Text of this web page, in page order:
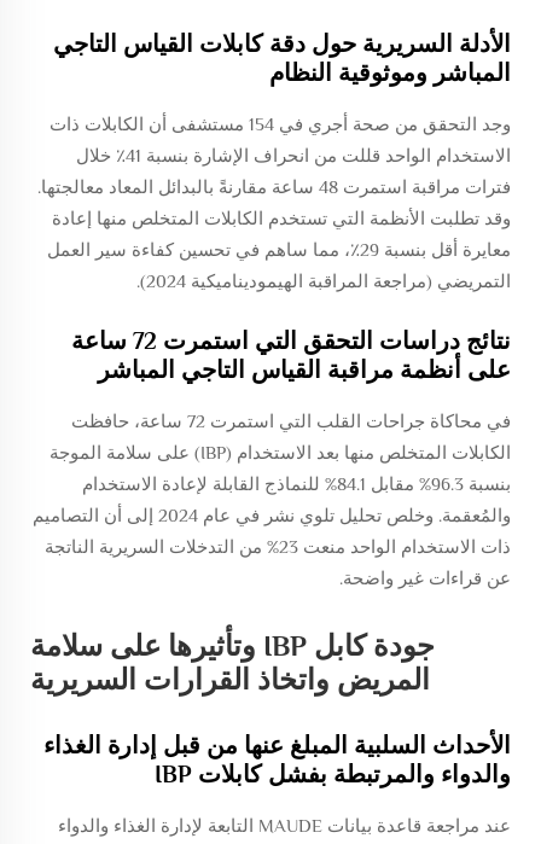
الأدلة السريرية حول دقة كابلات القياس التاجي
المباشر وموثوقية النظام
وجد التحقق من صحة أجري في 154 مستشفى أن الكابلات ذات
الاستخدام الواحد قللت من انحراف الإشارة بنسبة 41٪ خلال
فترات مراقبة استمرت 48 ساعة مقارنةً بالبدائل المعاد معالجتها.
وقد تطلبت الأنظمة التي تستخدم الكابلات المتخلص منها إعادة
معايرة أقل بنسبة 29٪، مما ساهم في تحسين كفاءة سير العمل
التمريضي (مراجعة المراقبة الهيموديناميكية 2024).
نتائج دراسات التحقق التي استمرت 72 ساعة
على أنظمة مراقبة القياس التاجي المباشر
في محاكاة جراحات القلب التي استمرت 72 ساعة، حافظت
الكابلات المتخلص منها بعد الاستخدام (IBP) على سلامة الموجة
بنسبة 96.3% مقابل 84.1% للنماذج القابلة لإعادة الاستخدام
والمُعقمة. وخلص تحليل تلوي نشر في عام 2024 إلى أن التصاميم
ذات الاستخدام الواحد منعت 23% من التدخلات السريرية الناتجة
عن قراءات غير واضحة.
جودة كابل IBP وتأثيرها على سلامة
المريض واتخاذ القرارات السريرية
الأحداث السلبية المبلغ عنها من قبل إدارة الغذاء
والدواء والمرتبطة بفشل كابلات IBP
عند مراجعة قاعدة بيانات MAUDE التابعة لإدارة الغذاء والدواء